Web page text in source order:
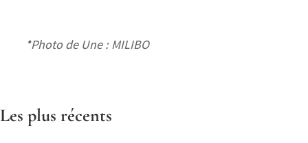
*Photo de Une : MILIBO
Les plus récents